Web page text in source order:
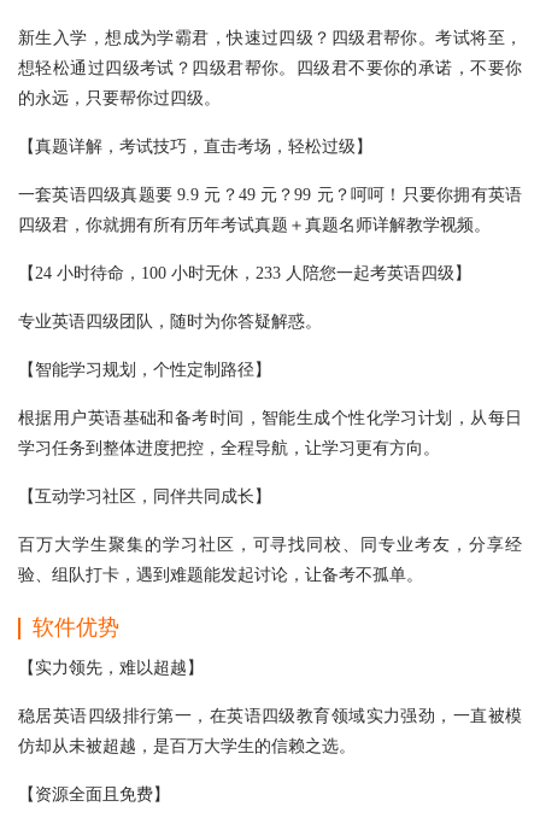
新生入学，想成为学霸君，快速过四级？四级君帮你。考试将至，
想轻松通过四级考试？四级君帮你。四级君不要你的承诺，不要你
的永远，只要帮你过四级。
【真题详解，考试技巧，直击考场，轻松过级】
一套英语四级真题要 9.9 元？49 元？99 元？呵呵！只要你拥有英语
四级君，你就拥有所有历年考试真题＋真题名师详解教学视频。
【24 小时待命，100 小时无休，233 人陪您一起考英语四级】
专业英语四级团队，随时为你答疑解惑。
【智能学习规划，个性定制路径】
根据用户英语基础和备考时间，智能生成个性化学习计划，从每日
学习任务到整体进度把控，全程导航，让学习更有方向。
【互动学习社区，同伴共同成长】
百万大学生聚集的学习社区，可寻找同校、同专业考友，分享经
验、组队打卡，遇到难题能发起讨论，让备考不孤单。
软件优势
【实力领先，难以超越】
稳居英语四级排行第一，在英语四级教育领域实力强劲，一直被模
仿却从未被超越，是百万大学生的信赖之选。
【资源全面且免费】